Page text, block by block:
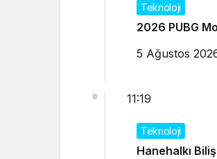
Teknoloji
2026 PUBG
5 Ağustos
11:19
Teknoloji
Hanehalkı